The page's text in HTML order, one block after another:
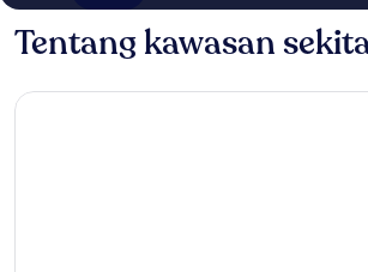
Tentang kawasan